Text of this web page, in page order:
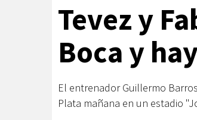
Tevez y
Boca y
El entrenador Guillermo
Plata mañana en un estadio